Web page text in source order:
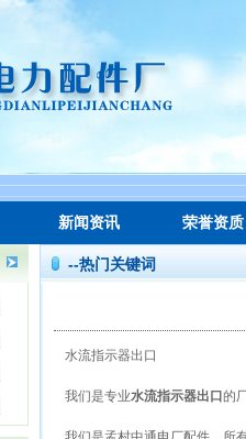
新闻资讯 荣誉资质
--热门关键词
水流指示器出口
我们是专业水流指示器出口 的